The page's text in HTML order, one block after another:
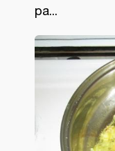
pa...